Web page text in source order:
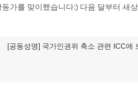
가를 맞이했습니다:) 다음 달부터 새
[공동성명] 국가인권위 축소 관련 ICC에